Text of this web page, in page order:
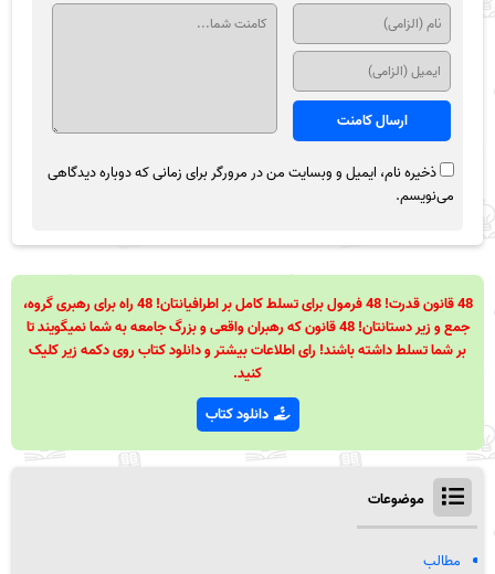
ذخیره نام، ایمیل و وبسایت من در مرورگر برای زمانی که دوباره دیدگاهی
می‌نویسم.
48 قانون قدرت! 48 فرمول برای تسلط کامل بر اطرافیانتان! 48 راه برای رهبری گروه،
جمع و زیر دستانتان! 48 قانون که رهبران واقعی و بزرگ جامعه به شما نمیگویند تا
بر شما تسلط داشته باشند! رای اطلاعات بیشتر و دانلود کتاب روی دکمه زیر کلیک
کنید.
دانلود کتاب
موضوعات
مطالب